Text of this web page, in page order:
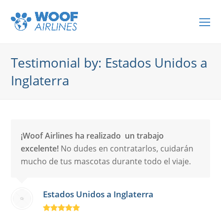
Testimonial by: Estados Unidos a
Inglaterra
¡Woof Airlines ha realizado un trabajo
excelente! No dudes en contratarlos, cuidarán
mucho de tus mascotas durante todo el viaje.
Estados Unidos a Inglaterra
Rating: